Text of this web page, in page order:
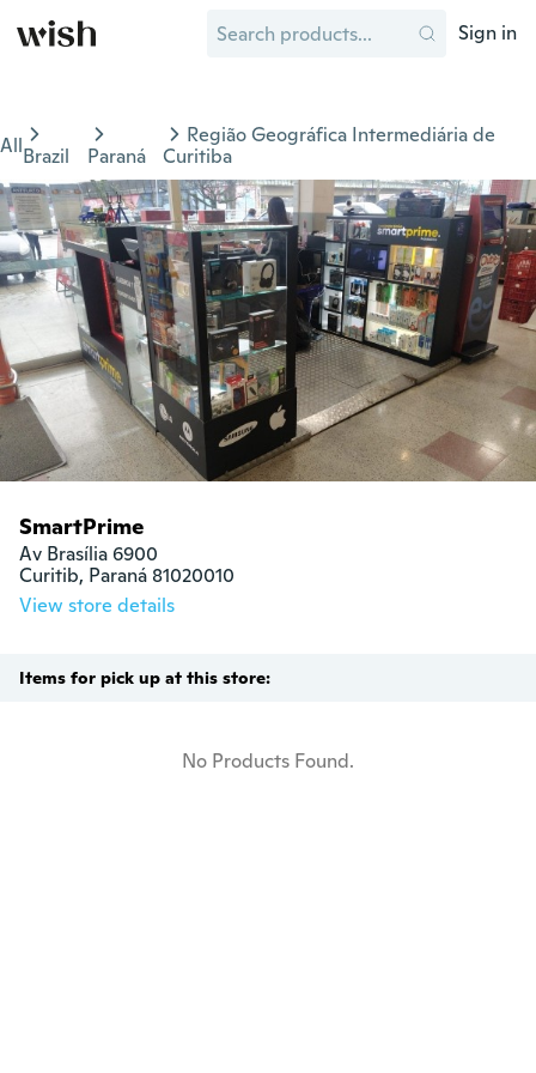
Sign in
AllBrazil Paraná
Região Geográfica Intermediária de
Curitiba
SmartPrime
Av Brasília 6900
Curitib, Paraná 81020010
View store details
Items for pick up at this store:
No Products Found.